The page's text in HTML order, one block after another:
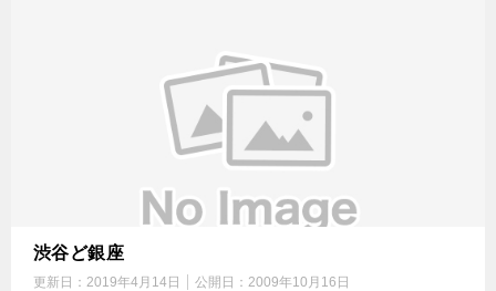
渋谷ど銀座
更新日： 2019年4月14日 公開日： 2009年10月16日